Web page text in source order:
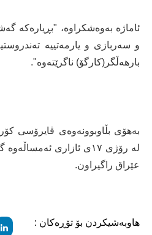
ئاماژە بەوەشکراوە، "بڕیاره‌که‌
و سەربازى و يارمەتییە
بارهه‌ڵگر(کارگۆ) ناگرێته‌وە".
بەهۆی بڵاوبوونەوەی ڤایرۆسی
لە رۆژی ١٧ی ئازاری
عێراق راگیراون.
هاوبەشیکردن بۆ تۆڕەکان :